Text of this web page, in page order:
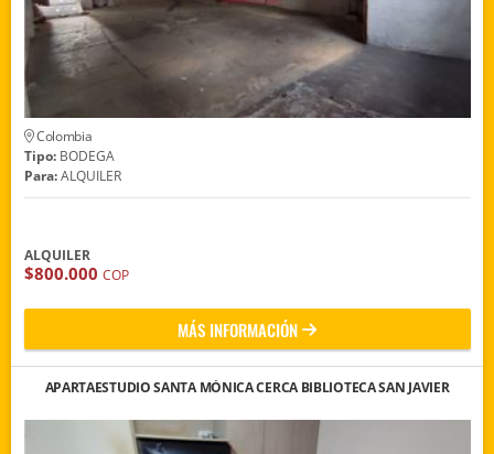
Colombia
Tipo:BODEGA
Para:ALQUILER
ALQUILER
$800.000 COP
MÁS INFORMACIÓN
APARTAESTUDIO SANTA MÓNICA CERCA BIBLIOTECA SAN JAVIER